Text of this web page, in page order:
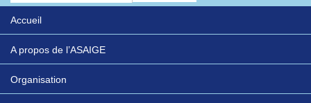
Accueil
A propos de l’ASAIGE
Organisation